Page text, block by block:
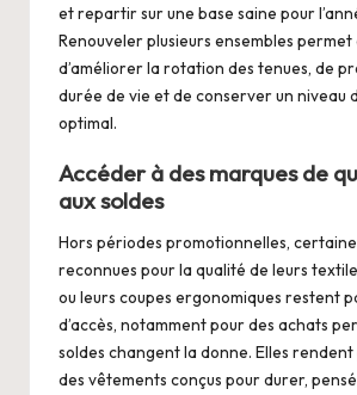
et repartir sur une base saine pour
Renouveler plusieurs ensembles permet
d’améliorer la rotation des tenues, de
durée de vie et de conserver un niveau
optimal.
Accéder à des marques de
aux soldes
Hors périodes promotionnelles,
reconnues pour la qualité de leurs
ou leurs coupes ergonomiques restent
d’accès, notamment pour des achats
soldes changent la donne. Elles
des vêtements conçus pour durer,